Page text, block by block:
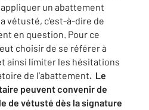
un abattement
vétusté, c'est-à-dire de
en question. Pour ce
choisir de se référer à
ainsi limiter les hésitations
de l’abattement. Le
peuvent convenir de
de vétusté dès la signature